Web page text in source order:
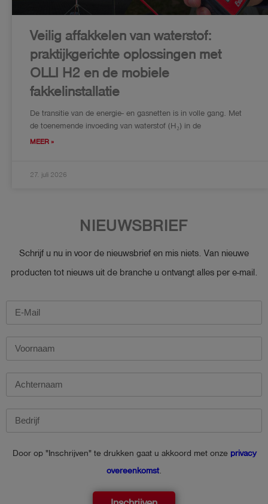
Veilig affakkelen van waterstof:
praktijkgerichte oplossingen met
OLLI H2 en de mobiele
fakkelinstallatie
De transitie van de energie- en gasnetten is in volle gang. Met
de toenemende invoeding van waterstof (H₂) in de
MEER »
27. juli 2026
NIEUWSBRIEF
Schrijf u nu in voor de nieuwsbrief en mis niets. Van nieuwe
producten tot nieuws uit de branche u ontvangt alles per e-mail.
Door op "Inschrijven" te drukken gaat u akkoord met onze privacy
overeenkomst.